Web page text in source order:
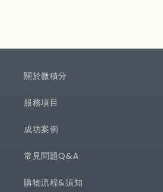
關於微積分
服務項目
成功案例
常見問題Q&A
購物流程&須知